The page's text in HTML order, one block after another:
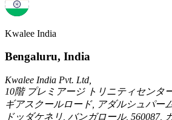
Kwalee India
Bengaluru, India
Kwalee India Pvt. Ltd,
10階 プレミアージ トリニティセンタ
ギアスクールロード, アダルシュパー
ドッダケネリ, バンガロール, 560087,